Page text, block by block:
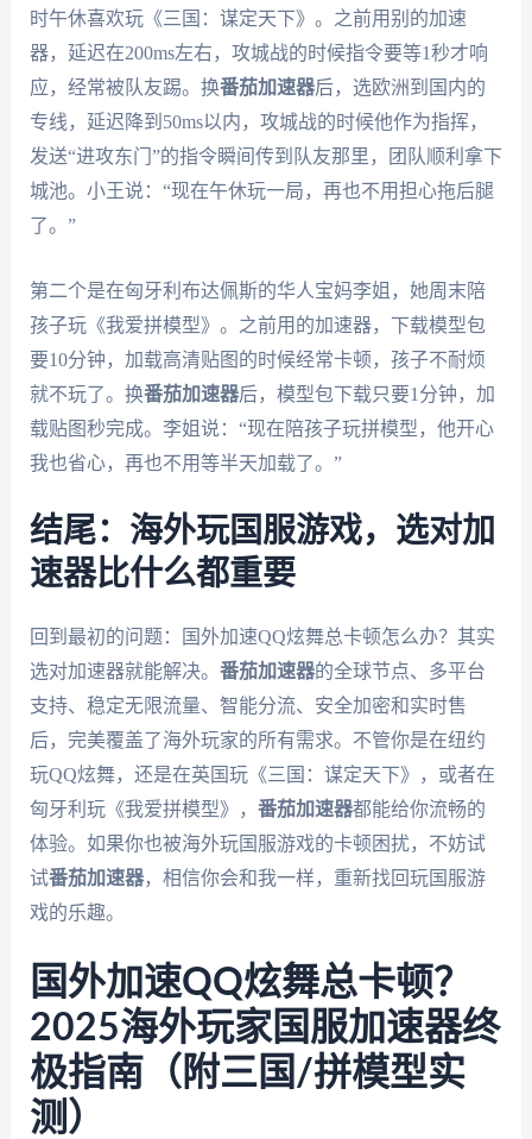
时午休喜欢玩《三国：谋定天下》。之前用别的加速
器，延迟在200ms左右，攻城战的时候指令要等1秒才响
应，经常被队友踢。换番茄加速器后，选欧洲到国内的
专线，延迟降到50ms以内，攻城战的时候他作为指挥，
发送“进攻东门”的指令瞬间传到队友那里，团队顺利拿下
城池。小王说：“现在午休玩一局，再也不用担心拖后腿
了。”
第二个是在匈牙利布达佩斯的华人宝妈李姐，她周末陪
孩子玩《我爱拼模型》。之前用的加速器，下载模型包
要10分钟，加载高清贴图的时候经常卡顿，孩子不耐烦
就不玩了。换番茄加速器后，模型包下载只要1分钟，加
载贴图秒完成。李姐说：“现在陪孩子玩拼模型，他开心
我也省心，再也不用等半天加载了。”
结尾：海外玩国服游戏，选对加
速器比什么都重要
回到最初的问题：国外加速QQ炫舞总卡顿怎么办？其实
选对加速器就能解决。 番茄加速器的全球节点、多平台
支持、稳定无限流量、智能分流、安全加密和实时售
后，完美覆盖了海外玩家的所有需求。不管你是在纽约
玩QQ炫舞，还是在英国玩《三国：谋定天下》，或者在
匈牙利玩《我爱拼模型》， 番茄加速器都能给你流畅的
体验。如果你也被海外玩国服游戏的卡顿困扰，不妨试
试番茄加速器，相信你会和我一样，重新找回玩国服游
戏的乐趣。
国外加速QQ炫舞总卡顿？
2025海外玩家国服加速器终
极指南（附三国/拼模型实
测）